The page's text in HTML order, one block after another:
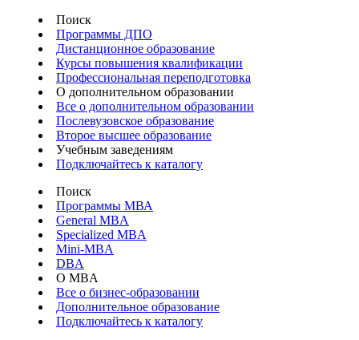
Поиск
Программы ДПО
Дистанционное образование
Курсы повышения квалификации
Профессиональная переподготовка
О дополнительном образовании
Все о дополнительном образовании
Послевузовское образование
Второе высшее образование
Учебным заведениям
Подключайтесь к каталогу
Поиск
Программы МВА
General MBA
Specialized MBA
Mini-MBA
DBA
О MBA
Все о бизнес-образовании
Дополнительное образование
Подключайтесь к каталогу